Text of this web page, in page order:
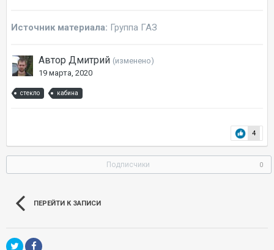
Источник материала: Группа ГАЗ
Автор Дмитрий (изменено)
19 марта, 2020
стекло кабина
4
Подписчики 0
ПЕРЕЙТИ К ЗАПИСИ